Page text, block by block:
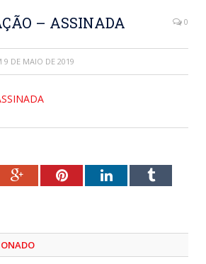
– ASSINADA 0
9 DE MAIO DE 2019
Google+PinterestLinkedInTumblr